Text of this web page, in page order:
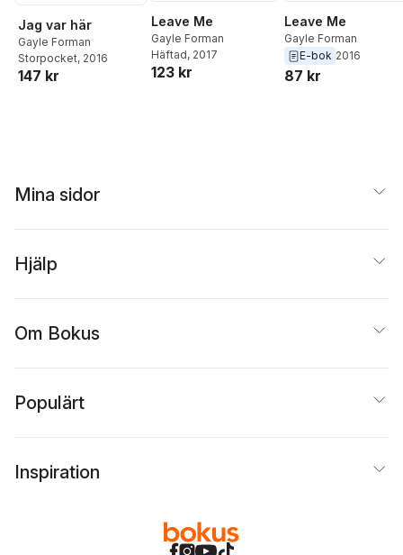
Jag var här
Gayle Forman
Storpocket, 2016
147 kr
Leave Me
Gayle Forman
Häftad, 2017
123 kr
Leave Me
Gayle Forman
E-bok 2016
87 kr
Mina sidor
Hjälp
Om Bokus
Populärt
Inspiration